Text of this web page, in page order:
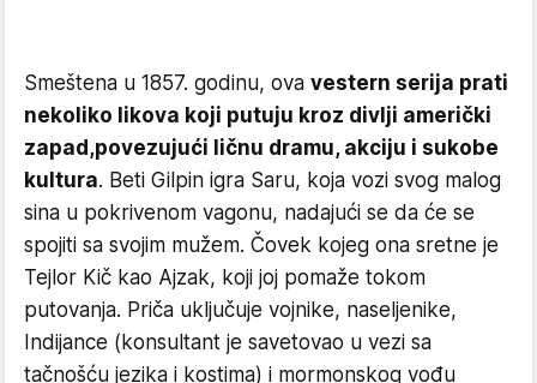
Smeštena u 1857. godinu, ova vestern serija prati
nekoliko likova koji putuju kroz divlji američki
zapad,povezujući ličnu dramu, akciju i sukobe
kultura. Beti Gilpin igra Saru, koja vozi svog malog
sina u pokrivenom vagonu, nadajući se da će se
spojiti sa svojim mužem. Čovek kojeg ona sretne je
Tejlor Kič kao Ajzak, koji joj pomaže tokom
putovanja. Priča uključuje vojnike, naseljenike,
Indijance (konsultant je savetovao u vezi sa
tačnošću jezika i kostima) i mormonskog vođu